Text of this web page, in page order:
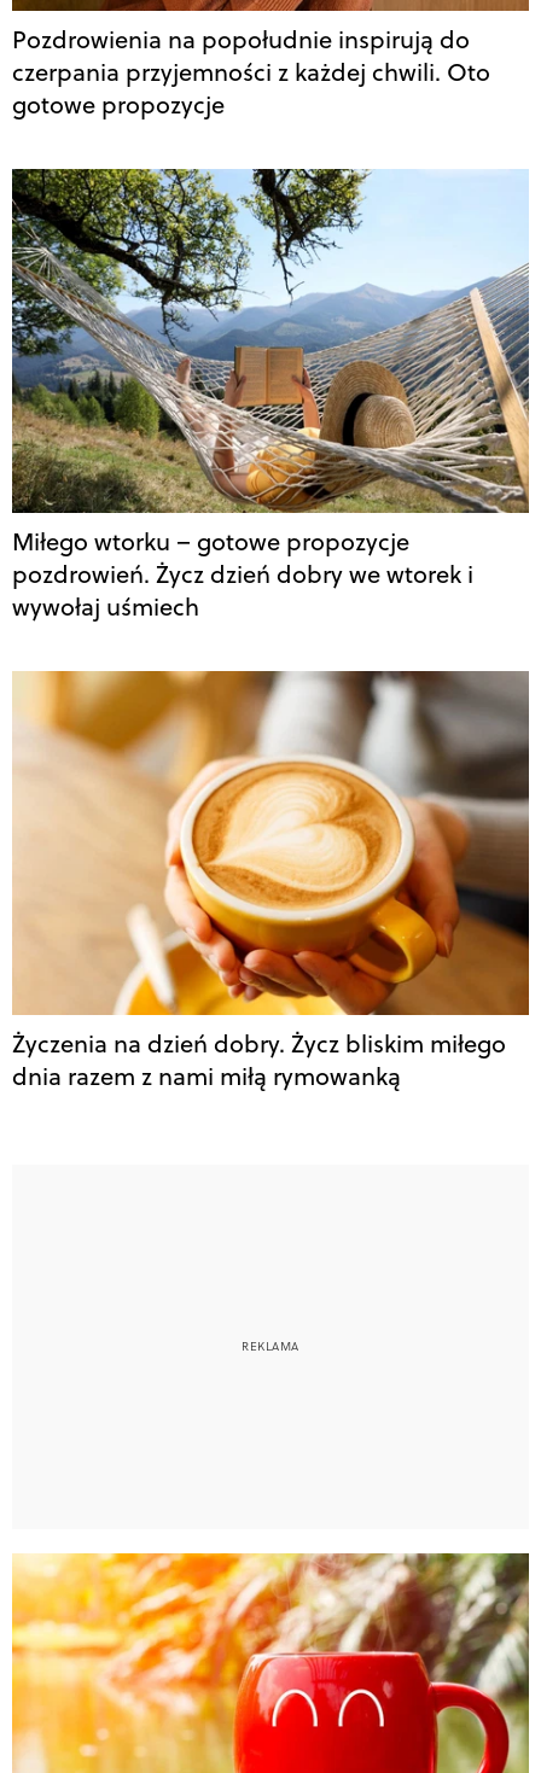
Pozdrowienia na popołudnie inspirują do
czerpania przyjemności z każdej chwili. Oto
gotowe propozycje
Miłego wtorku – gotowe propozycje
pozdrowień. Życz dzień dobry we wtorek i
wywołaj uśmiech
Życzenia na dzień dobry. Życz bliskim miłego
dnia razem z nami miłą rymowanką